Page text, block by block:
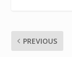
PREVIOUS